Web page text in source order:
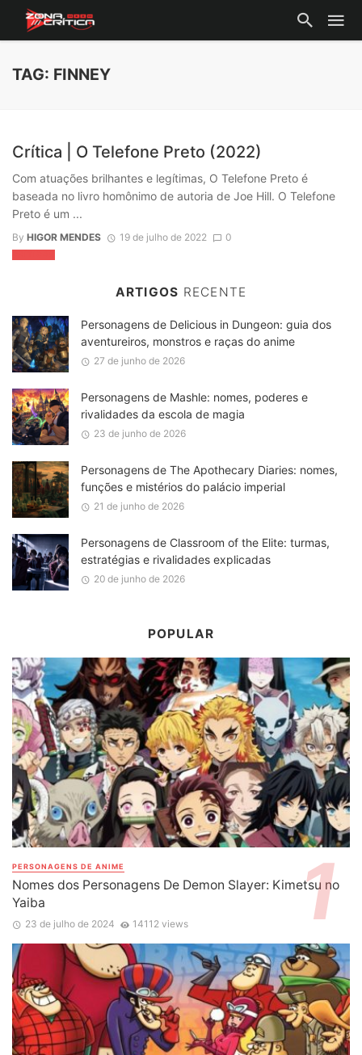
TAG: FINNEY
Crítica | O Telefone Preto (2022)
Com atuações brilhantes e legítimas, O Telefone Preto é
baseada no livro homônimo de autoria de Joe Hill. O Telefone
Preto é um ...
By HIGOR MENDES 19 de julho de 2022 0
ARTIGOS RECENTE
Personagens de Delicious in Dungeon: guia dos
aventureiros, monstros e raças do anime
27 de junho de 2026
Personagens de Mashle: nomes, poderes e
rivalidades da escola de magia
23 de junho de 2026
Personagens de The Apothecary Diaries: nomes,
funções e mistérios do palácio imperial
21 de junho de 2026
Personagens de Classroom of the Elite: turmas,
estratégias e rivalidades explicadas
20 de junho de 2026
POPULAR
PERSONAGENS DE ANIME
Nomes dos Personagens De Demon Slayer: Kimetsu no
Yaiba
23 de julho de 2024 14112 views